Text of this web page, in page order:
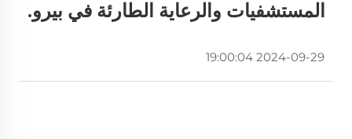
المستشفيات والرعاية الطارئة في بيرو.
2024-09-29 19:00:04